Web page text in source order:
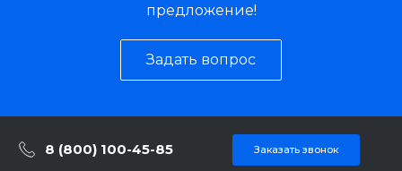
предложение!
Задать вопрос
8 (800) 100-45-85 Заказать звонок